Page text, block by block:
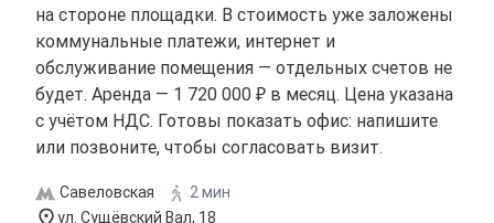
на стороне площадки. В стоимость уже заложены
коммунальные платежи, интернет и
обслуживание помещения — отдельных счетов не
будет. Аренда — 1 720 000 ₽ в месяц. Цена указана
с учётом НДС. Готовы показать офис: напишите
или позвоните, чтобы согласовать визит.
Савеловская
2 мин
ул. Сущёвский Вал, 18